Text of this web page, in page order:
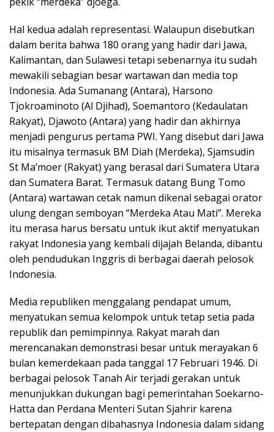
Hal kedua adalah representasi. Walaupun disebutkan
dalam berita bahwa 180 orang yang hadir dari Jawa,
Kalimantan, dan Sulawesi tetapi sebenarnya itu sudah
mewakili sebagian besar wartawan dan media top
Indonesia. Ada Sumanang (Antara), Harsono
Tjokroaminoto (Al Djihad), Soemantoro (Kedaulatan
Rakyat), Djawoto (Antara) yang hadir dan akhirnya
menjadi pengurus pertama PWI. Yang disebut dari Jawa
itu misalnya termasuk BM Diah (Merdeka), Sjamsudin
St Ma’moer (Rakyat) yang berasal dari Sumatera Utara
dan Sumatera Barat. Termasuk datang Bung Tomo
(Antara) wartawan cetak namun dikenal sebagai orator
ulung dengan semboyan “Merdeka Atau Mati”. Mereka
itu merasa harus bersatu untuk ikut aktif menyatukan
rakyat Indonesia yang kembali dijajah Belanda, dibantu
oleh pendudukan Inggris di berbagai daerah pelosok
Indonesia.
Media republiken menggalang pendapat umum,
menyatukan semua kelompok untuk tetap setia pada
republik dan pemimpinnya. Rakyat marah dan
merencanakan demonstrasi besar untuk merayakan 6
bulan kemerdekaan pada tanggal 17 Februari 1946. Di
berbagai pelosok Tanah Air terjadi gerakan untuk
menunjukkan dukungan bagi pemerintahan Soekarno-
Hatta dan Perdana Menteri Sutan Sjahrir karena
bertepatan dengan dibahasnya Indonesia dalam sidang